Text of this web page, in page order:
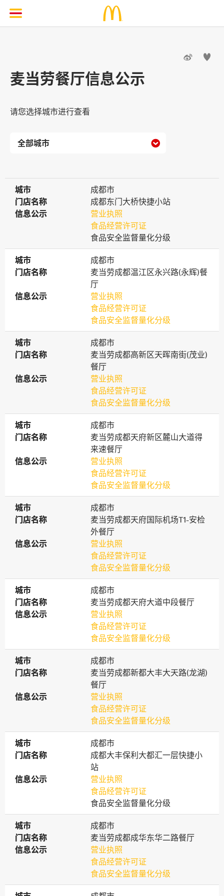
 
麦当劳餐厅信息公示
请您选择城市进行查看

城市
城市
成都市
门店名称
门店名称
成都东门大桥快捷小站
信息公示
信息公示
营业执照
食品经营许可证
食品安全监督量化分级
城市
城市
成都市
门店名称
门店名称
麦当劳成都温江区永兴路(永辉)餐
厅
信息公示
信息公示
营业执照
食品经营许可证
食品安全监督量化分级
城市
城市
成都市
门店名称
门店名称
麦当劳成都高新区天晖南街(茂业)
餐厅
信息公示
信息公示
营业执照
食品经营许可证
食品安全监督量化分级
城市
城市
成都市
门店名称
门店名称
麦当劳成都天府新区麓山大道得
来速餐厅
信息公示
信息公示
营业执照
食品经营许可证
食品安全监督量化分级
城市
城市
成都市
门店名称
门店名称
麦当劳成都天府国际机场T1-安检
外餐厅
信息公示
信息公示
营业执照
食品经营许可证
食品安全监督量化分级
城市
城市
成都市
门店名称
门店名称
麦当劳成都天府大道中段餐厅
信息公示
信息公示
营业执照
食品经营许可证
食品安全监督量化分级
城市
城市
成都市
门店名称
门店名称
麦当劳成都新都大丰大天路(龙湖)
餐厅
信息公示
信息公示
营业执照
食品经营许可证
食品安全监督量化分级
城市
城市
成都市
门店名称
门店名称
成都大丰保利大都汇一层快捷小
站
信息公示
信息公示
营业执照
食品经营许可证
食品安全监督量化分级
城市
城市
成都市
门店名称
门店名称
麦当劳成都成华东华二路餐厅
信息公示
信息公示
营业执照
食品经营许可证
食品安全监督量化分级